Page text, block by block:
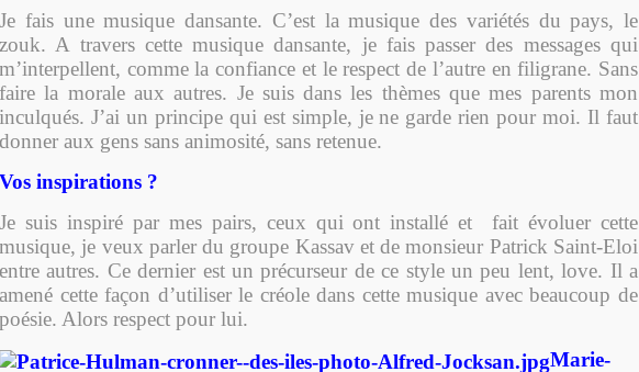
Je fais une musique dansante. C’est la musique des variétés du pays, le
zouk. A travers cette musique dansante, je fais passer des messages qui
m’interpellent, comme la confiance et le respect de l’autre en filigrane. Sans
faire la morale aux autres. Je suis dans les thèmes que mes parents mon
inculqués. J’ai un principe qui est simple, je ne garde rien pour moi. Il faut
donner aux gens sans animosité, sans retenue.
Vos inspirations ?
Je suis inspiré par mes pairs, ceux qui ont installé et fait évoluer cette
musique, je veux parler du groupe Kassav et de monsieur Patrick Saint-Eloi
entre autres. Ce dernier est un précurseur de ce style un peu lent, love. Il a
amené cette façon d’utiliser le créole dans cette musique avec beaucoup de
poésie. Alors respect pour lui.
Marie-